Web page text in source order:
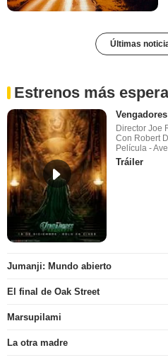
Últimas
Estrenos más
Director Joe
Con Robert
Película -
Tráiler
Jumanji: Mundo abierto
El final de Oak Street
Marsupilami
La otra madre